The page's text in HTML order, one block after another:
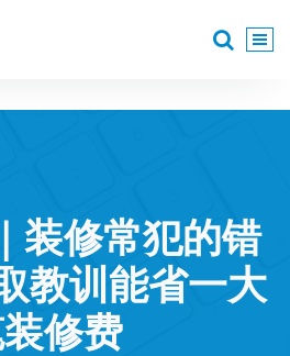
装修常犯的错
教训能省一大
修费